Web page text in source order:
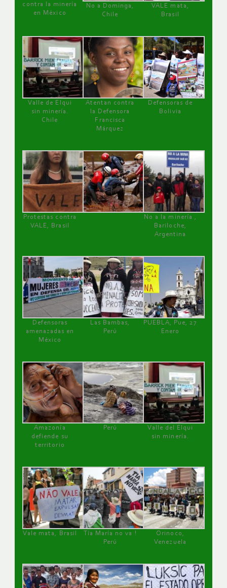
contra la minería
en México
No a Dominga,
Chile
VALE mata,
Brasil
Valle de Elqui
sin minería.
Chile
Atentan contra
la Defensora
Francisca
Márquez
Defensoras de
Bolivia
Protestas contra
VALE, Brasil
No a la minería ,
Bariloche,
Argentina
Defensoras
amenazadas en
México
Las Bambas,
Perú
PUEBLA, Pue, 27
Enero
Amazonía
defiende su
territorio
Perú
Valle del Elqui
sin minería.
Vale mata, Brasil
Tía María no va !
Perú
Orinoco,
Venezuela